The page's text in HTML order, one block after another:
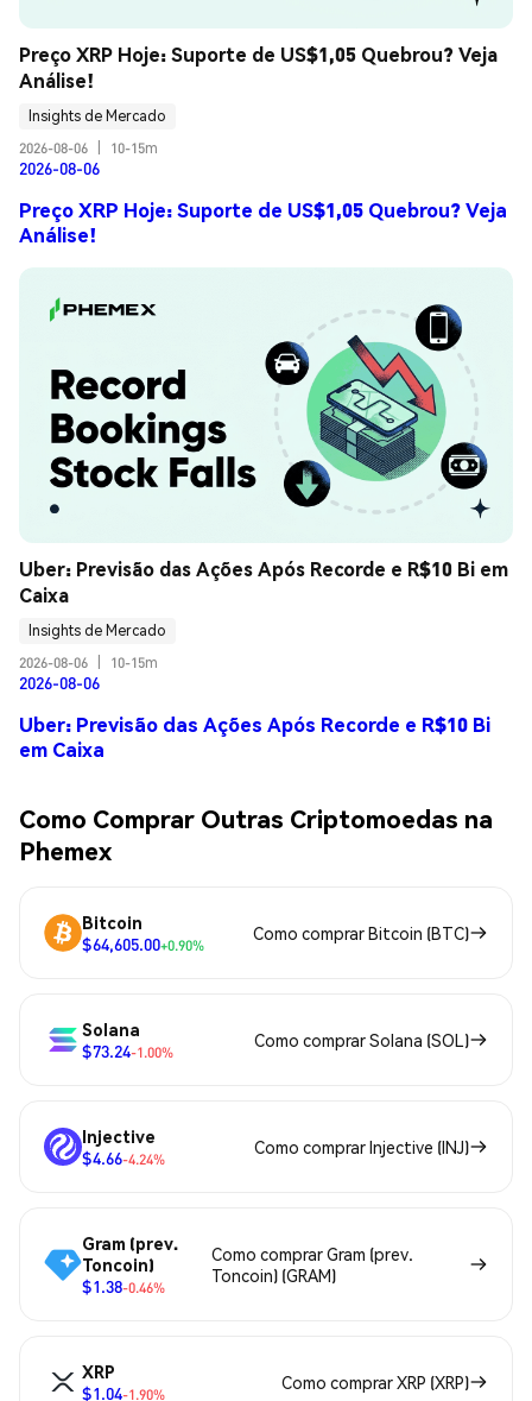
Preço XRP Hoje: Suporte de US$1,05 Quebrou? Veja
Análise!
Insights de Mercado
2026-08-06
10-15m
2026-08-06
Preço XRP Hoje: Suporte de US$1,05 Quebrou? Veja
Análise!
Uber: Previsão das Ações Após Recorde e R$10 Bi em
Caixa
Insights de Mercado
2026-08-06
10-15m
2026-08-06
Uber: Previsão das Ações Após Recorde e R$10 Bi
em Caixa
Como Comprar Outras Criptomoedas na
Phemex
Bitcoin
$64,605.00+0.90%
Como comprar Bitcoin (BTC)
Solana
$73.24-1.00%
Como comprar Solana (SOL)
Injective
$4.66-4.24%
Como comprar Injective (INJ)
Gram (prev.
Toncoin)
$1.38-0.46%
Como comprar Gram (prev.
Toncoin) (GRAM)
XRP
$1.04-1.90%
Como comprar XRP (XRP)